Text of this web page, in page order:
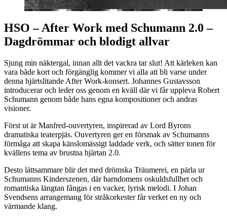
HSO – After Work med Schumann 2.0 –
Dagdrömmar och blodigt allvar
Sjung min näktergal, innan allt det vackra tar slut! Att kärleken kan
vara både kort och förgänglig kommer vi alla att bli varse under
denna hjärtslitande After Work-konsert. Johannes Gustavsson
introducerar och leder oss genom en kväll där vi får uppleva Robert
Schumann genom både hans egna kompositioner och andras
visioner.
Först ut är Manfred-ouvertyren, inspirerad av Lord Byrons
dramatiska teaterpjäs. Ouvertyren ger en försmak av Schumanns
förmåga att skapa känslomässigt laddade verk, och sätter tonen för
kvällens tema av brustna hjärtan 2.0.
Desto lättsammare blir det med drömska Träumerei, en pärla ur
Schumanns Kinderszenen, där barndomens oskuldsfullhet och
romantiska längtan fångas i en vacker, lyrisk melodi. I Johan
Svendsens arrangemang för stråkorkester får verket en ny och
värmande klang.